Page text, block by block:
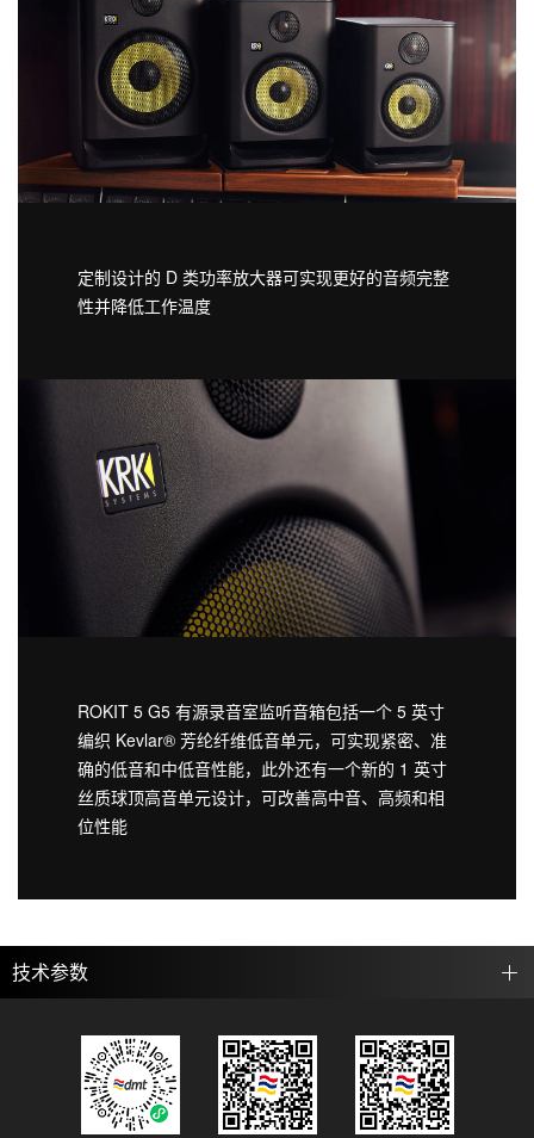
定制设计的 D 类功率放大器可实现更好的音频完整
性并降低工作温度
ROKIT 5 G5 有源录音室监听音箱包括一个 5 英寸
编织 Kevlar® 芳纶纤维低音单元，可实现紧密、准
确的低音和中低音性能，此外还有一个新的 1 英寸
丝质球顶高音单元设计，可改善高中音、高频和相
位性能
技术参数